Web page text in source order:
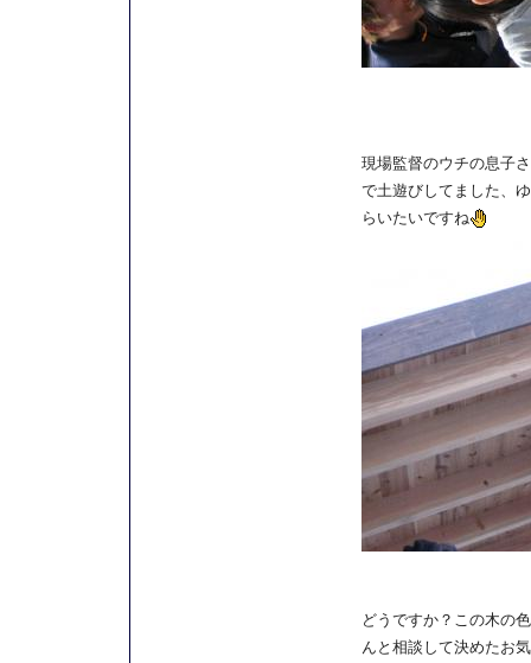
現場監督のウチの息子
で土遊びしてました、
らいたいですね
どうですか？この木の
んと相談して決めたお